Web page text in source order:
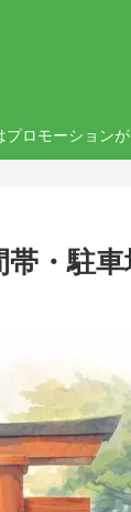
プロモーションが
・駐